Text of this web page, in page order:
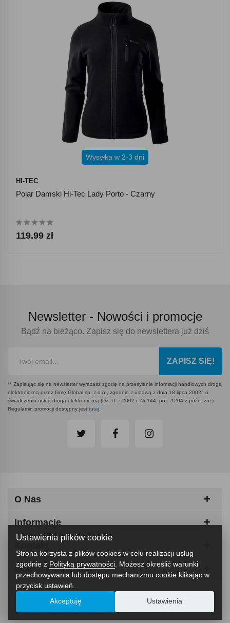
Wysyłka w 2-3 dni
HI-TEC
Polar Damski Hi-Tec Lady Porto - Czarny
119.99 zł
Newsletter - Nowości i promocje
Bądź na bieżąco. Zapisz się do newslettera już dziś
ZAPISZ SIĘ!
** Zapisując się na newsletter wyrażasz zgodę na przesyłanie informacji handlowych drogą
elektroniczną przez firmę Global sp. z o.o., zgodnie z ustawą z dnia 18 lipca 2002r. o
świadczeniu usług drogą elektroniczną (Dz. U. z 2002 r. Nr 144, poz. 1204 z późn. zm.)
Regulamin promocji dostępny jest tutaj
O Nas
Informacje
Odbiory Osobiste
ABCfitness - Siłownia I Sprzęt Fitness © 2026
Ustawienia plików cookie
Strona korzysta z plików cookies w celu realizacji usług
zgodnie z Polityką prywatności . Możesz określić warunki
przechowywania lub dostępu mechanizmu cookie klikając w
przycisk ustawień.
Akceptuję Ustawienia